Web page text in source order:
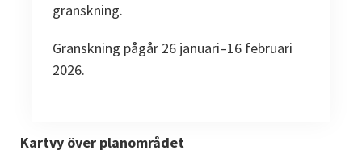
granskning.
Granskning pågår 26 januari–16 februari
2026.
Kartvy över planområdet